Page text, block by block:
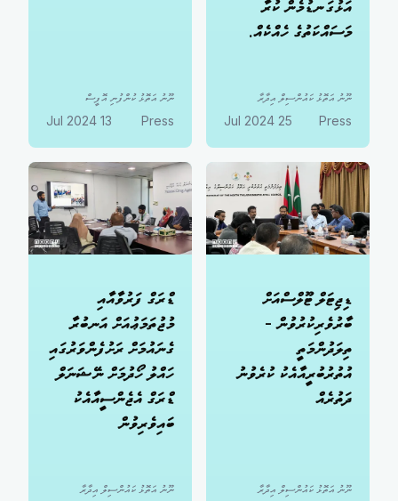
އަޅުގަނޑުމެން ކުރާ
މަސައްކަތުގެ ހެއްކެއް.
ނޫނު އަތޮޅު ކައުންސިލް އިދާރާ
Press
25 Jul 2024
ނޫނު އަތޮޅު ކުންފުނި އޮފީސް
Press
13 Jul 2024
ޑިޖިޓަލް ޓޫލްސްއަށް
ބާރުވެރިކުރުވުން -
ތިލަދުންމަތީ
އުތުރުބުރީއާއެކު ކުރެވުނު
ދަތުރެއް
ނޫނު އަތޮޅު ކައުންސިލް އިދާރާ
ޑްރަގް ފަރުވާއާއި
މުޖުތަމަޢުއަށް އަނބުރާ
ގެނައުމަށް ރަށުފެންވަރުގައި
ހައްލު ހޯދުމަށް ނޭޝަނަލް
ޑްރަގް އެޖެންސީއާއެކު
ބައިވެރިވުން
ނޫނު އަތޮޅު ކައުންސިލް އިދާރާ